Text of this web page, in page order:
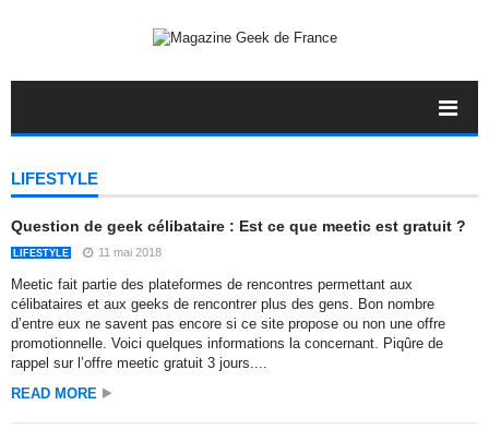
LIFESTYLE
Question de geek célibataire : Est ce que meetic est gratuit ?
LIFESTYLE 11 mai 2018
Meetic fait partie des plateformes de rencontres permettant aux
célibataires et aux geeks de rencontrer plus des gens. Bon nombre
d’entre eux ne savent pas encore si ce site propose ou non une offre
promotionnelle. Voici quelques informations la concernant. Piqûre de
rappel sur l’offre meetic gratuit 3 jours....
READ MORE